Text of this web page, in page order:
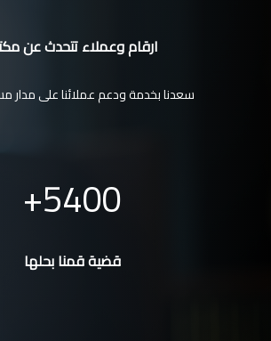
ارقام وعملاء تتحدث عن
سعدنا بخدمة ودعم عملائنا على مدار
5400
قضية قمنا بحلها